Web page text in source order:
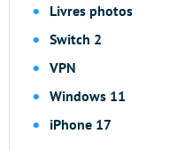
Livres photos
Switch 2
VPN
Windows 11
iPhone 17